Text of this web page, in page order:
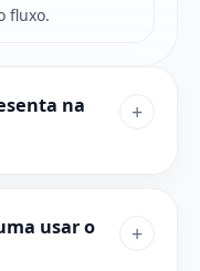
fluxo.
na
+
usar o
+